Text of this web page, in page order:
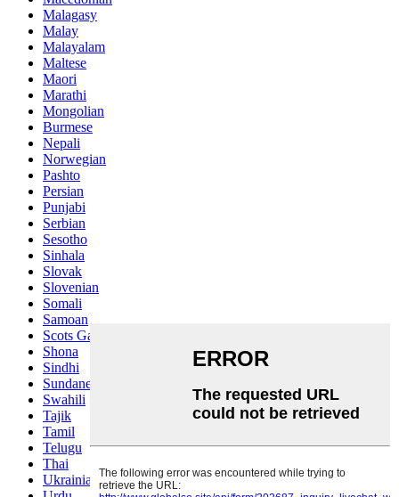
Malagasy
Malay
Malayalam
Maltese
Maori
Marathi
Mongolian
Burmese
Nepali
Norwegian
Pashto
Persian
Punjabi
Serbian
Sesotho
Sinhala
Slovak
Slovenian
Somali
Samoan
Scots Gaelic
Shona
Sindhi
Sundanese
Swahili
Tajik
Tamil
Telugu
Thai
Ukrainian